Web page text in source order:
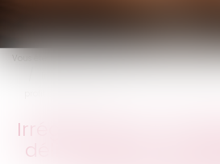
Ouvrir
le
menu
Vous êtes ici :Accueil
Irrégularité du
délivré par le nu-